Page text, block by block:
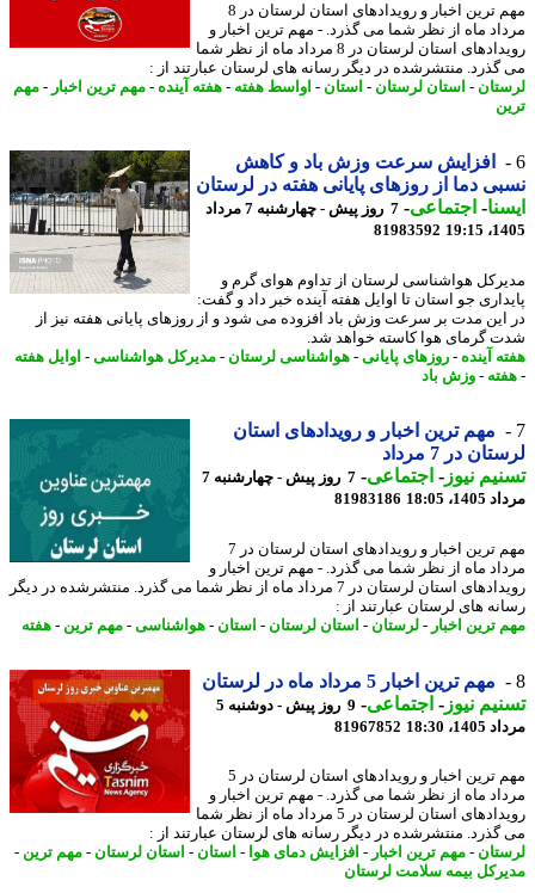
مهم ترین اخبار و رویدادهای استان لرستان در 8
ماه از نظر شما می گذرد. - مهم ترین اخبار و
رویدادهای استان لرستان در 8 مرداد ماه از نظر شما
منتشرشده در دیگر رسانه های لرستان عبارتند از :
-استان لرستان-استان-اواسط هفته-هفته آینده -مهم ترین اخبار -مهم
افزایش سرعت وزش باد و کاهش
دما از روزهای پایانی هفته در لرستان
-اجتماعی-
7 روز پیش - چهارشنبه 7 مرداد
81983592
هواشناسی لرستان از تداوم هوای گرم و
جو استان تا اوایل هفته آینده خبر داد و گفت:
مدت بر سرعت وزش باد افزوده می شود و از روزهای پایانی هفته نیز از
گرمای هوا کاسته خواهد شد.
آینده
-روزهای پایانی-هواشناسی لرستان-مدیرکل هواشناسی-اوایل هفته
-وزش باد
مهم ترین اخبار و رویدادهای استان
در 7 مرداد
نیوز-اجتماعی-
7 روز پیش - چهارشنبه 7
18:05
81983186
مهم ترین اخبار و رویدادهای استان لرستان در 7
ماه از نظر شما می گذرد. - مهم ترین اخبار و
رویدادهای استان لرستان در 7 مرداد ماه از نظر شما می گذرد. منتشرشده در دیگر
های لرستان عبارتند از :
ترین اخبار -لرستان-استان لرستان-استان-هواشناسی-مهم ترین- هفته
مهم ترین اخبار 5 مرداد ماه در لرستان
نیوز-اجتماعی-
9 روز پیش - دوشنبه 5
18:30
81967852
مهم ترین اخبار و رویدادهای استان لرستان در 5
ماه از نظر شما می گذرد. - مهم ترین اخبار و
رویدادهای استان لرستان در 5 مرداد ماه از نظر شما
منتشرشده در دیگر رسانه های لرستان عبارتند از :
-مهم ترین اخبار -افزایش دمای هوا-استان-استان لرستان-مهم ترین-
بیمه سلامت لرستان